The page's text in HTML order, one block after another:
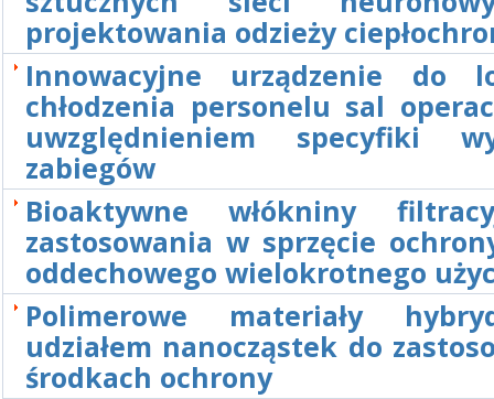
projektowania odzieży
Innowacyjne urządzenie do
chłodzenia personelu sal
uwzględnieniem specyfiki
zabiegów
Bioaktywne włókniny
zastosowania w sprzęcie
oddechowego wielokrotnego
Polimerowe materiały
udziałem nanocząstek do
środkach ochrony